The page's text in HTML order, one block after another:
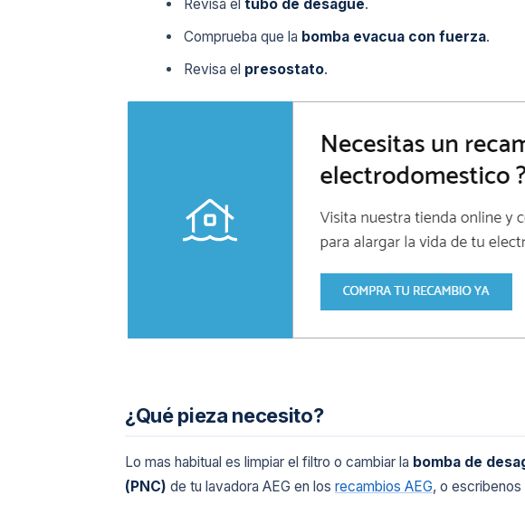
Revisa eltubo de desague.
Comprueba que la bomba evacua con fuerza.
Revisa el presostato.
¿Qué pieza necesito?
Lo mas habitual es limpiar el filtro o cambiar la bomba de
(PNC) de tu lavadora AEG en los recambios AEG, o